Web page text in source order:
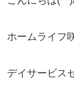
ホームライフ
デイサービ